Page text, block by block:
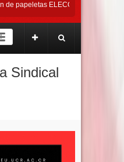
ELECCIONES 2026 – 2029
UNIVERSITARIA Y
Sindical